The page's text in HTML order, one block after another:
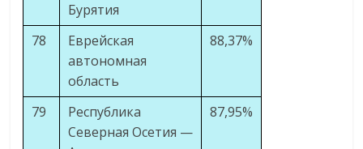
Бурятия
78
Еврейская
автономная
область
88,37%
79
Республика
Северная Осетия —
87,95%